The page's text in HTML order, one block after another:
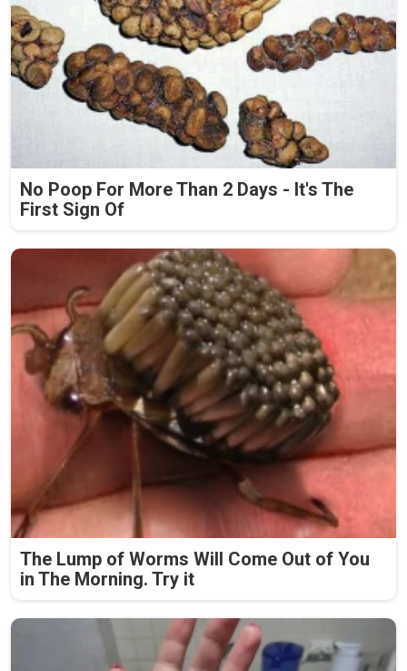
No Poop For More Than 2 Days - It's The
First Sign Of
The Lump of Worms Will Come Out of You
in The Morning. Try it